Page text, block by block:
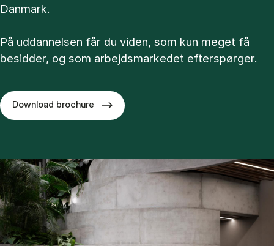
Danmark.
På uddannelsen får du viden, som kun meget få
besidder, og som arbejdsmarkedet efterspørger.
Download brochure